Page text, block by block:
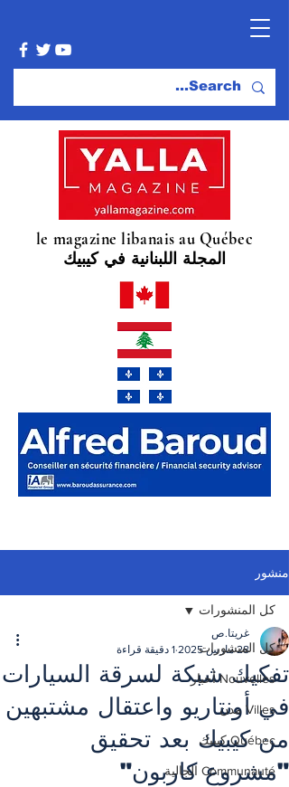
le magazine libanais au Québec
المجلة اللبنانية في كيبيك
منشور
كل المنشورات
Nouvelles أخبار
Villes مدن
Québec كيبيك
Communauté الجالية
كل المنشورات
تفكيك شبكة لسرقة السيارات
في أونتاريو واعتقال مشتبهين
من كيبيك بعد تحقيق
"مشروع كاربون"
غريتا.ص
28 مارس 2025
1 دقيقة قراءة